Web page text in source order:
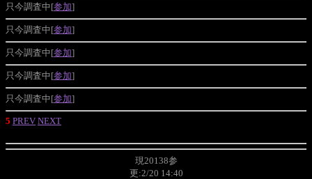
只今調査中[参加]
只今調査中[参加]
只今調査中[参加]
只今調査中[参加]
只今調査中[参加]
5 PREV NEXT
現20138参
更:2/20 14:40